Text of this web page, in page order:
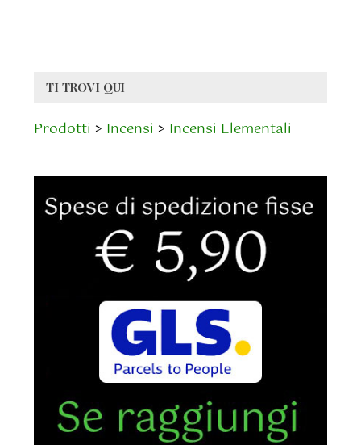
TI TROVI QUI
Prodotti > Incensi > Incensi Elementali